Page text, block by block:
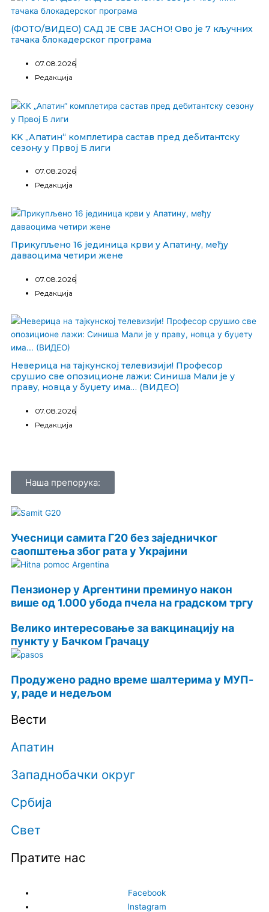
(ФОТО/ВИДЕО) САД ЈЕ СВЕ ЈАСНО! Ово је 7 кључних
тачака блокадерског програма
07.08.2026
Редакција
KK „Апатин“ комплетира састав пред дебитантску
сезону у Првој Б лиги
07.08.2026
Редакција
Прикупљено 16 јединица крви у Апатину, међу
даваоцима четири жене
07.08.2026
Редакција
Неверица на тајкунској телевизији! Професор
срушио све опозиционе лажи: Синиша Мали је у
праву, новца у буџету има… (ВИДЕО)
07.08.2026
Редакција
Наша препорука:
Учесници самита Г20 без заједничког
саопштења због рата у Украјини
Пензионер у Аргентини преминуо након
више од 1.000 убода пчела на градском тргу
Велико интересовање за вакцинацију на
пункту у Бачком Грачацу
Продужено радно време шалтерима у МУП-
у, раде и недељом
Вести
Апатин
Западнобачки округ
Србија
Свет
Пратите нас
Facebook
Instagram